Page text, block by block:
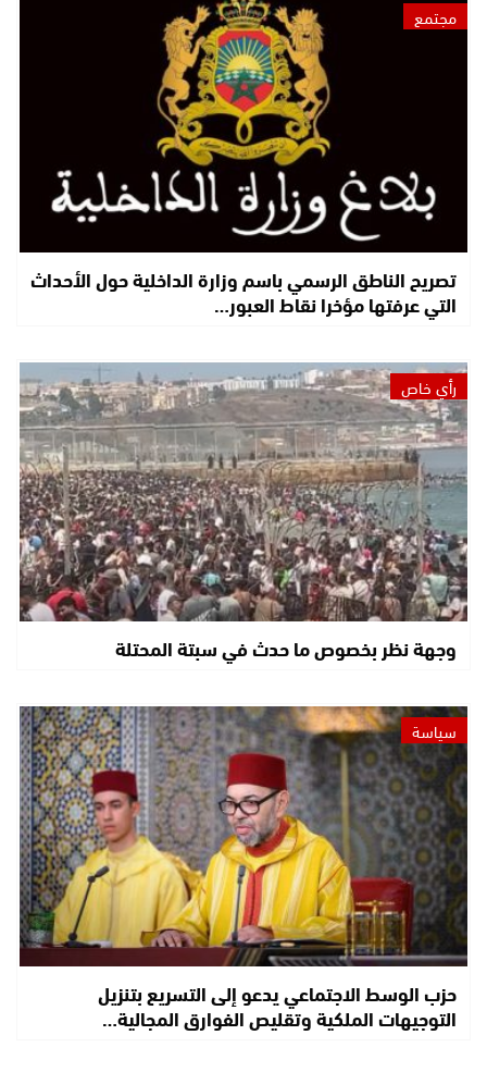
مجتمع
تصريح الناطق الرسمي باسم وزارة الداخلية حول الأحداث
التي عرفتها مؤخرا نقاط العبور…
رأي خاص
وجهة نظر بخصوص ما حدث في سبتة المحتلة
سياسة
حزب الوسط الاجتماعي يدعو إلى التسريع بتنزيل
التوجيهات الملكية وتقليص الفوارق المجالية…